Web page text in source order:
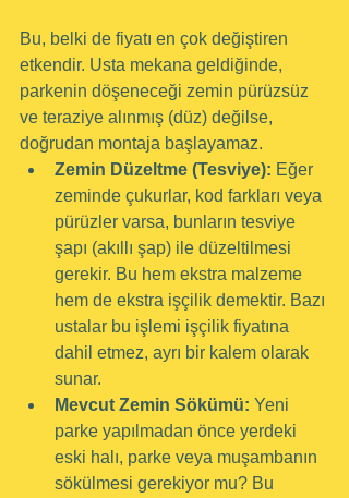
Bu, belki de fiyatı en çok değiştiren
etkendir. Usta mekana geldiğinde,
parkenin döşeneceği zemin pürüzsüz
ve teraziye alınmış (düz) değilse,
doğrudan montaja başlayamaz.
Zemin Düzeltme (Tesviye): Eğer
zeminde çukurlar, kod farkları veya
pürüzler varsa, bunların tesviye
şapı (akıllı şap) ile düzeltilmesi
gerekir. Bu hem ekstra malzeme
hem de ekstra işçilik demektir. Bazı
ustalar bu işlemi işçilik fiyatına
dahil etmez, ayrı bir kalem olarak
sunar.
Mevcut Zemin Sökümü: Yeni
parke yapılmadan önce yerdeki
eski halı, parke veya muşambanın
sökülmesi gerekiyor mu? Bu